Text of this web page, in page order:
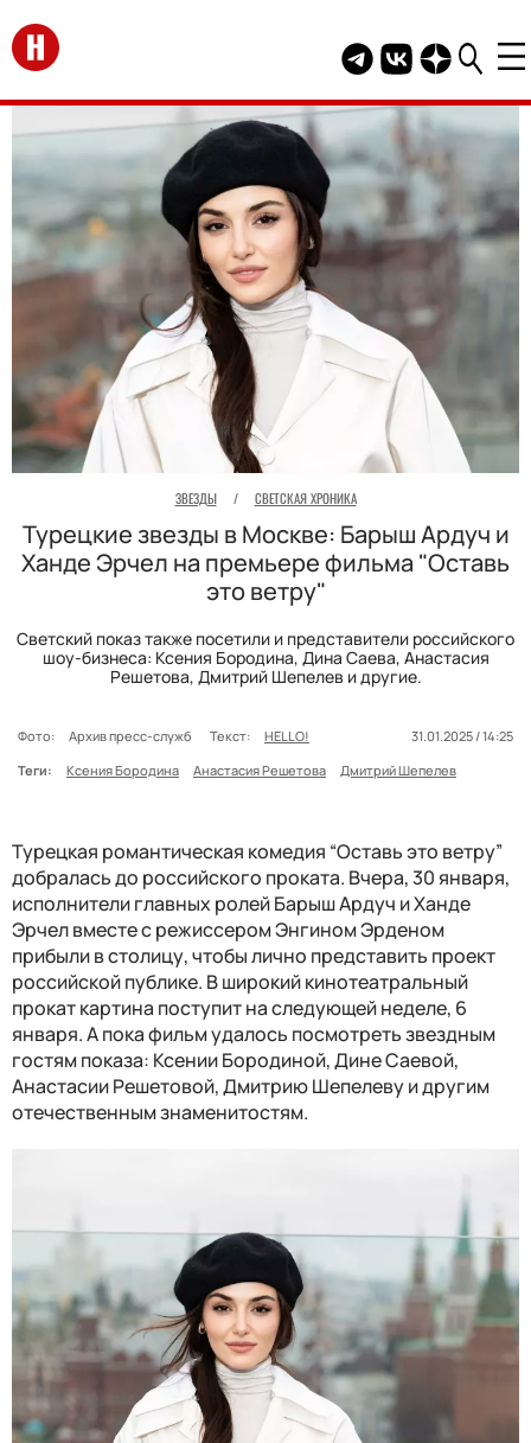
Перейти на главную
Telegram канал
Группа HELLO
Канал
ЗВЕЗДЫ / СВЕТСКАЯ ХРОНИКА
Турецкие звезды в Москве: Барыш Ардуч и
Ханде Эрчел на премьере фильма "Оставь
это ветру"
Светский показ также посетили и представители российского
шоу-бизнеса: Ксения Бородина, Дина Саева, Анастасия
Решетова, Дмитрий Шепелев и другие.
Фото: Архив пресс-служб Текст: HELLO!
31.01.2025 / 14:25
Теги:
Ксения Бородина Анастасия Решетова Дмитрий Шепелев
Турецкая романтическая комедия “Оставь это ветру”
добралась до российского проката. Вчера, 30 января,
исполнители главных ролей Барыш Ардуч и Ханде
Эрчел вместе с режиссером Энгином Эрденом
прибыли в столицу, чтобы лично представить проект
российской публике. В широкий кинотеатральный
прокат картина поступит на следующей неделе, 6
января. А пока фильм удалось посмотреть звездным
гостям показа: Ксении Бородиной, Дине Саевой,
Анастасии Решетовой, Дмитрию Шепелеву и другим
отечественным знаменитостям.